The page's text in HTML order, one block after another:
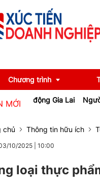
Chương trình
Diễn giả
tin báo chí
kiện
Tin
MỚI
lao động Gia Lai Người
chủ Thông tin hữu ích
10/2025 10:00
loại thực